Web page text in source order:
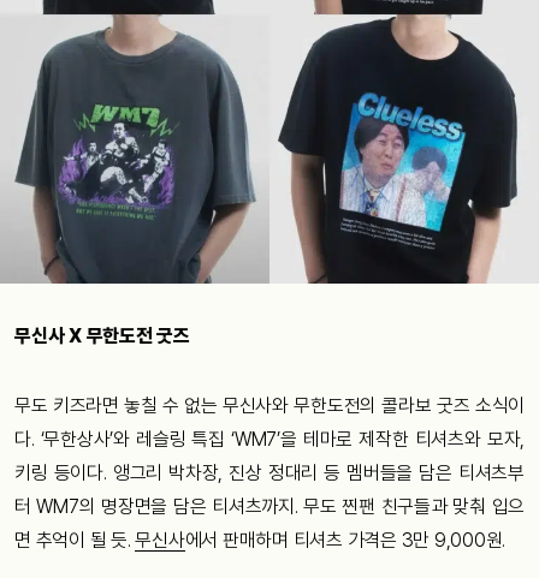
무신사 X 무한도전 굿즈
무도 키즈라면 놓칠 수 없는 무신사와 무한도전의 콜라보 굿즈 소식이
다. ‘무한상사’와 레슬링 특집 ‘WM7’을 테마로 제작한 티셔츠와 모자,
키링 등이다. 앵그리 박차장, 진상 정대리 등 멤버들을 담은 티셔츠부
터 WM7의 명장면을 담은 티셔츠까지. 무도 찐팬 친구들과 맞춰 입으
면 추억이 될 듯.무신사에서 판매하며 티셔츠 가격은 3만 9,000원.